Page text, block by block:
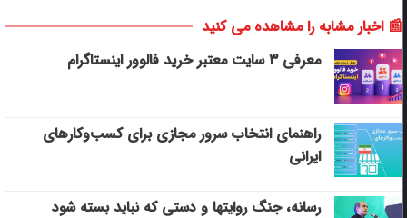
📰 اخبار مشابه را مشاهده می کنید
معرفی ۳ سایت معتبر خرید فالوور اینستاگرام
راهنمای انتخاب سرور مجازی برای کسب‌وکارهای
ایرانی
رسانه، جنگ روایتها و دستی که نباید بسته شود